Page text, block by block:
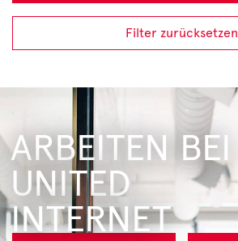
Filter zurücksetzen
ARBEITEN BEI
UNITED
INTERNET